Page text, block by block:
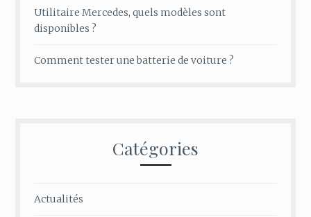
Utilitaire Mercedes, quels modèles sont
disponibles ?
Comment tester une batterie de voiture ?
Catégories
Actualités